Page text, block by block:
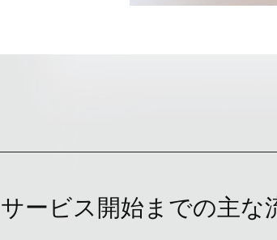
サービス開始までの主な